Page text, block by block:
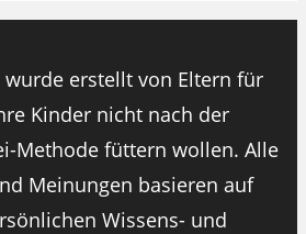
wurde erstellt von Eltern für
Kinder nicht nach der
Methode füttern wollen. Alle
Meinungen basieren auf
Wissens- und